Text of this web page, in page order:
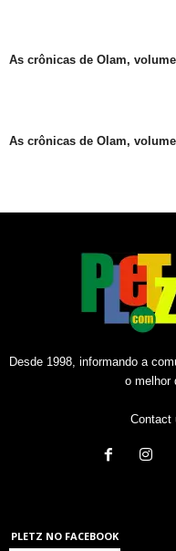
As crônicas de Olam,
As crônicas de Olam,
Desde 1998, informando a
o melhor
Contact
PLETZ NO FACEBOOK